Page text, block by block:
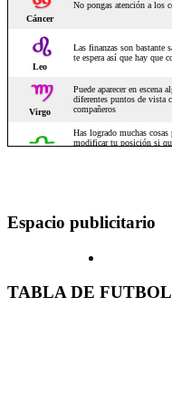
Espacio publicitario
TABLA DE FUTBOL